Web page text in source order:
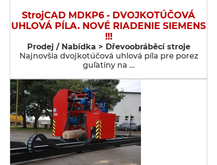
StrojCAD MDKP6 - DVOJKOTÚČOVÁ
UHLOVÁ PÍLA. NOVÉ RIADENIE SIEMENS
!!!
Prodej / Nabídka > Dřevoobráběcí stroje
Najnovšia dvojkotúčová uhlová píla pre porez
guľatiny na …